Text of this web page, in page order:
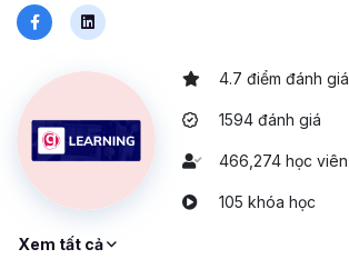
4.7 điểm đánh giá
1594 đánh giá
466,274 học viên
105 khóa học
Xem tất cả